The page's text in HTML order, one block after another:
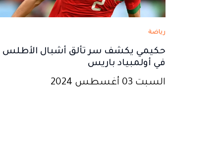
رياضة
حكيمي يكشف سر تألق أشبال الأطلس
في أولمبياد باريس
السبت 03 أغسطس 2024